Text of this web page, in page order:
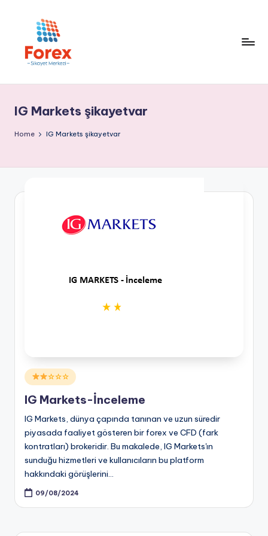
IG Markets şikayetvar
Home IG Markets şikayetvar
Posted
in
☆☆☆
IG Markets-İnceleme
IG Markets, dünya çapında tanınan ve uzun süredir
piyasada faaliyet gösteren bir forex ve CFD (fark
kontratları) brokeridir. Bu makalede, IG Markets'ın
sunduğu hizmetleri ve kullanıcıların bu platform
hakkındaki görüşlerini…
09/08/2024